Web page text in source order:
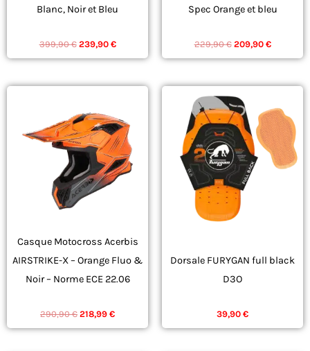
Blanc, Noir et Bleu
399,90€ 239,90 €
choisies
la
du
Spec Orange et bleu
229,90€ 209,90 €
choisies
la
du
produit
Casque Motocross Acerbis
AIRSTRIKE-X – Orange Fluo &
Noir – Norme ECE 22.06
290,90€
initial
était :
290,90 €.
218,99 €
est :
218,99 €.
produit
a
plusieurs
variations.
Les
options
être
choisies
sur
page
Dorsale FURYGAN full black
D3O
39,90 €